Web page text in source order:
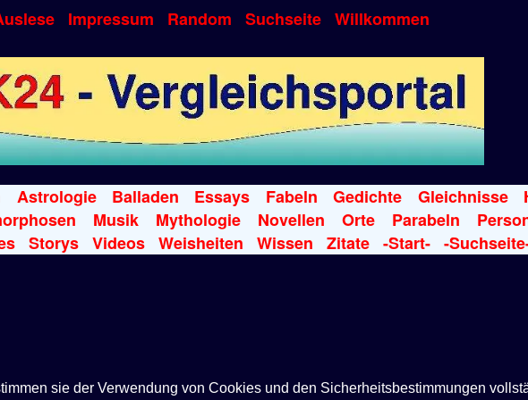
Impressum Random Suchseite Willkommen
Astrologie Balladen Essays Fabeln Gedichte Gleichnisse
Musik Mythologie Novellen Orte Parabeln
Storys Videos Weisheiten Wissen Zitate -Start- -
sie der Verwendung von Cookies und den Sicherheitsbestimmungen